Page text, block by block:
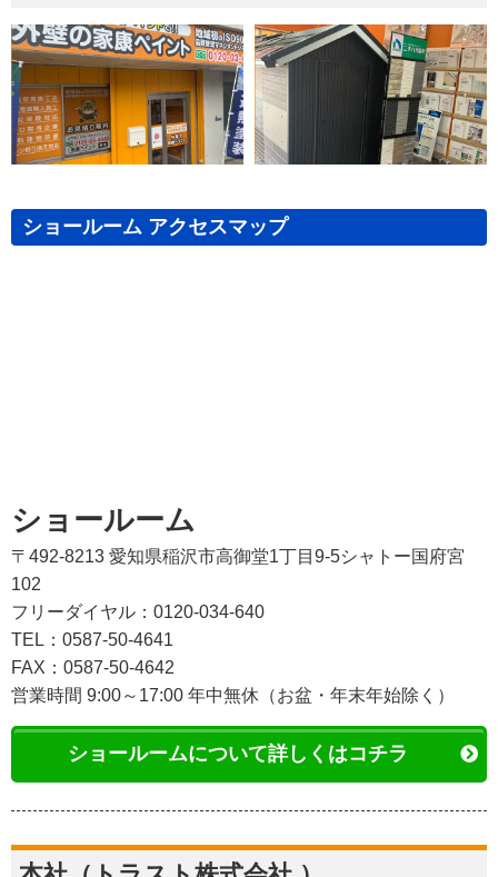
ショールーム アクセスマップ
ショールーム
〒492-8213 愛知県稲沢市高御堂1丁目9-5シャトー国府宮
102
フリーダイヤル：0120-034-640
TEL：0587-50-4641
FAX：0587-50-4642
営業時間 9:00～17:00 年中無休（お盆・年末年始除く）
ショールームについて詳しくはコチラ